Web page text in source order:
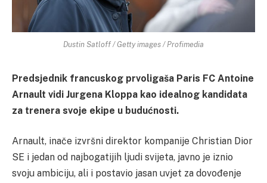
Dustin Satloff / Getty images / Profimedia
Predsjednik francuskog prvoligaša Paris FC Antoine
Arnault vidi Jurgena Kloppa kao idealnog kandidata
za trenera svoje ekipe u budućnosti.
Arnault, inače izvršni direktor kompanije Christian Dior
SE i jedan od najbogatijih ljudi svijeta, javno je iznio
svoju ambiciju, ali i postavio jasan uvjet za dovođenje